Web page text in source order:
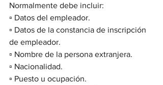
Normalmente debe incluir:
▫️ Datos del empleador.
▫️ Datos de la constancia de inscripción
de empleador.
▫️ Nombre de la persona extranjera.
▫️ Nacionalidad.
▫️ Puesto u ocupación.